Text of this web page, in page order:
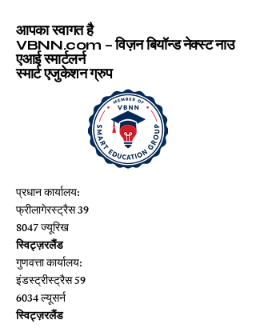
आपका स्वागत है
VBNN.com – विज़न बियॉन्ड नेक्स्ट नाउ
एआई स्मार्टलर्न
स्मार्ट एजुकेशन ग्रुप
प्रधान कार्यालय:
फ्रीलागेरस्ट्रैस 39
8047 ज्यूरिख
स्विट्ज़रलैंड
गुणवत्ता कार्यालय:
इंडस्ट्रीस्ट्रैस 59
6034 ल्यूसर्न
स्विट्ज़रलैंड